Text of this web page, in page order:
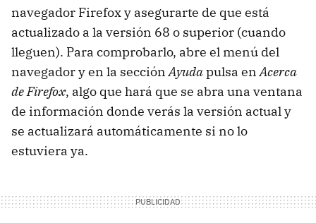
navegador Firefox y asegurarte de que está
actualizado a la versión 68 o superior (cuando
lleguen). Para comprobarlo, abre el menú del
navegador y en la secciónAyudapulsa enAcerca
de Firefox, algo que hará que se abra una ventana
de información donde verás la versión actual y
se actualizará automáticamente si no lo
estuviera ya.